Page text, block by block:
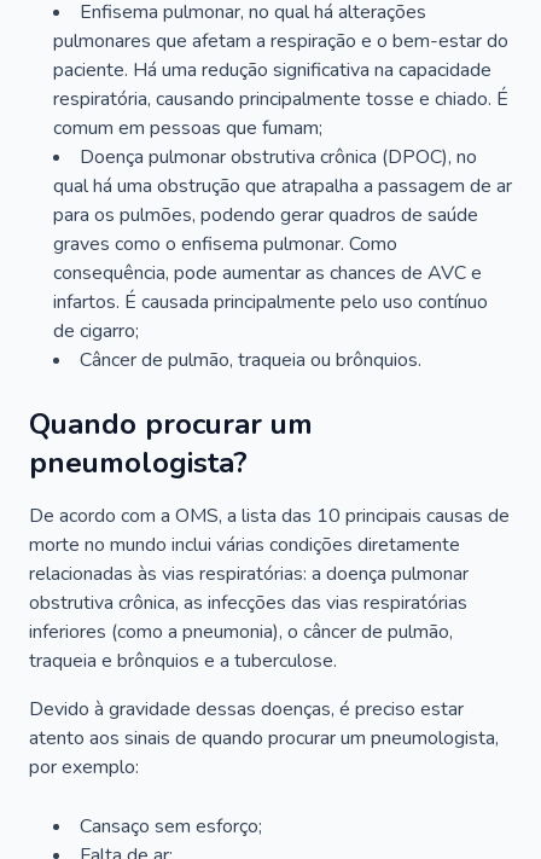
Enfisema pulmonar, no qual há alterações
pulmonares que afetam a respiração e o bem-estar do
paciente. Há uma redução significativa na capacidade
respiratória, causando principalmente tosse e chiado. É
comum em pessoas que fumam;
Doença pulmonar obstrutiva crônica (DPOC), no
qual há uma obstrução que atrapalha a passagem de ar
para os pulmões, podendo gerar quadros de saúde
graves como o enfisema pulmonar. Como
consequência, pode aumentar as chances de AVC e
infartos. É causada principalmente pelo uso contínuo
de cigarro;
Câncer de pulmão, traqueia ou brônquios.
Quando procurar um
pneumologista?
De acordo com a OMS, a lista das 10 principais causas de
morte no mundo inclui várias condições diretamente
relacionadas às vias respiratórias: a doença pulmonar
obstrutiva crônica, as infecções das vias respiratórias
inferiores (como a pneumonia), o câncer de pulmão,
traqueia e brônquios e a tuberculose.
Devido à gravidade dessas doenças, é preciso estar
atento aos sinais de quando procurar um pneumologista,
por exemplo:
Cansaço sem esforço;